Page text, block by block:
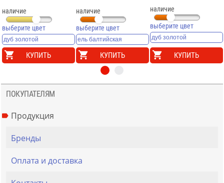
наличие
выберите цвет
КУПИТЬ
наличие
выберите цвет
КУПИТЬ
наличие
выберите цвет
КУПИТЬ
ПОКУПАТЕЛЯМ
Продукция
Бренды
Оплата и доставка